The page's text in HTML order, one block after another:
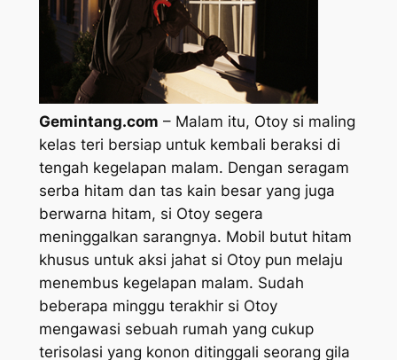
Gemintang.com – Malam itu, Otoy si maling
kelas teri bersiap untuk kembali beraksi di
tengah kegelapan malam. Dengan seragam
serba hitam dan tas kain besar yang juga
berwarna hitam, si Otoy segera
meninggalkan sarangnya. Mobil butut hitam
khusus untuk aksi jahat si Otoy pun melaju
menembus kegelapan malam. Sudah
beberapa minggu terakhir si Otoy
mengawasi sebuah rumah yang cukup
terisolasi yang konon ditinggali seorang gila